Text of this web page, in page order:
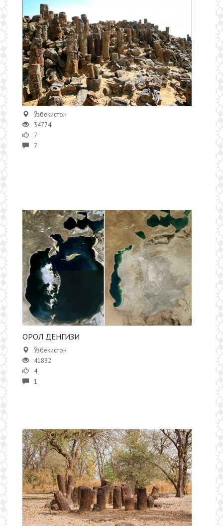
Ўзбекистон
34774
7
7
ОРОЛ ДЕНГИЗИ
Ўзбекистон
41832
4
1